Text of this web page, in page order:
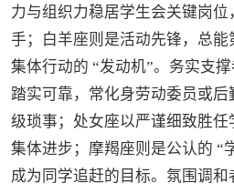
力与组织力稳居学生会关键岗
手；白羊座则是活动先锋，总能
集体行动的 “发动机”。务实支
踏实可靠，常化身劳动委员或
级琐事；处女座以严谨细致胜
集体进步；摩羯座则是公认的 “
成为同学追赶的目标。氛围调